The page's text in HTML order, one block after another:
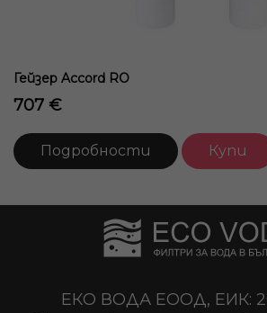
Гейзер Accord RO
707 €
Подробности Купи
ЕКО ВОДА ЕООД, ЕИК: